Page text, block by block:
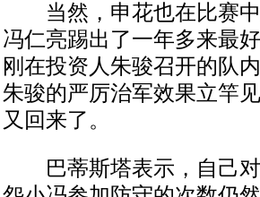
当然，申花也在比赛中
冯仁亮踢出了一年多来最
刚在投资人朱骏召开的队
朱骏的严厉治军效果立竿
又回来了。
巴蒂斯塔表示，自己对